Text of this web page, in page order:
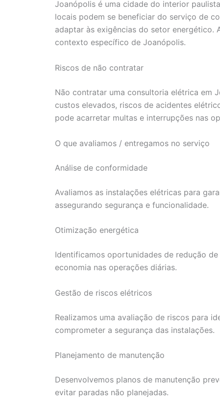
Joanópolis é uma cidade do interior
locais podem se beneficiar do serviço de
adaptar às exigências do setor energético.
contexto específico de Joanópolis.
Riscos de não contratar
Não contratar uma consultoria elétrica em
custos elevados, riscos de acidentes
pode acarretar multas e interrupções nas
O que avaliamos / entregamos no serviço
Análise de conformidade
Avaliamos as instalações elétricas para
assegurando segurança e funcionalidade.
Otimização energética
Identificamos oportunidades de redução
economia nas operações diárias.
Gestão de riscos elétricos
Realizamos uma avaliação de riscos para
comprometer a segurança das instalações.
Planejamento de manutenção
Desenvolvemos planos de manutenção
evitar paradas não planejadas.